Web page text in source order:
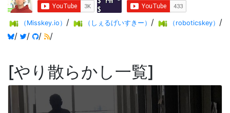
（Misskey.io） / （しぇるげいすきー） / （roboticskey） /
/
/ / /
やり散らかし一覧